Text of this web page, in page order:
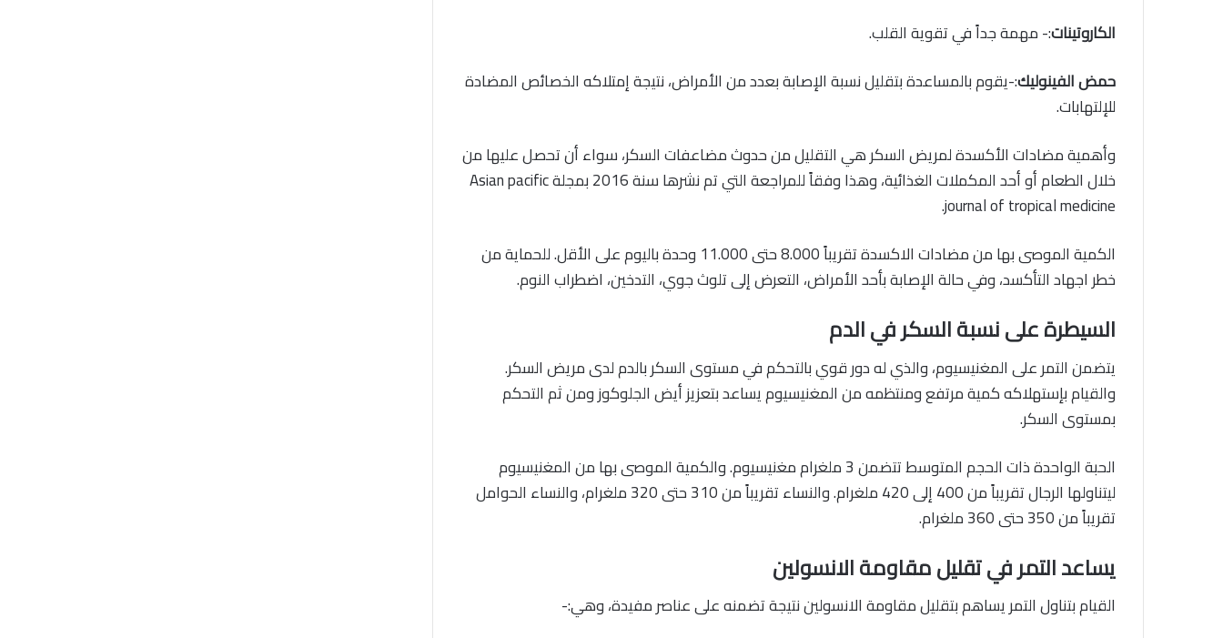
الكاروتينات:- مهمة جداً في تقوية القلب.
حمض الفينوليك:-يقوم بالمساعدة بتقليل نسبة الإصابة بعدد من الأمراض، نتيجة إمتلاكه الخصائص المضادة
للإلتهابات.
وأهمية مضادات الأكسدة لمريض السكر هي التقليل من حدوث مضاعفات السكر، سواء أن تحصل عليها من
خلال الطعام أو أحد المكملات الغذائية، وهذا وفقاً للمراجعة التي تم نشرها سنة 2016 بمجلة Asian pacific
journal of tropical medicine.
الكمية الموصى بها من مضادات الاكسدة تقريباً 8.000 حتى 11.000 وحدة باليوم على الأقل. للحماية من
خطر اجهاد التأكسد، وفي حالة الإصابة بأحد الأمراض، التعرض إلى تلوث جوي، التدخين، اضطراب النوم.
السيطرة على نسبة السكر في الدم
يتضمن التمر على المغنيسيوم، والذي له دور قوي بالتحكم في مستوى السكر بالدم لدى مريض السكر.
والقيام بإستهلاكه كمية مرتفع ومنتظمه من المغنيسيوم يساعد بتعزيز أيض الجلوكوز ومن ثم التحكم
بمستوى السكر.
الحبة الواحدة ذات الحجم المتوسط تتضمن 3 ملغرام مغنيسيوم. والكمية الموصى بها من المغنيسيوم
ليتناولها الرجال تقريباً من 400 إلى 420 ملغرام. والنساء تقريباً من 310 حتى 320 ملغرام، والنساء الحوامل
تقريباً من 350 حتى 360 ملغرام.
يساعد التمر في تقليل مقاومة الانسولين
القيام بتناول التمر يساهم بتقليل مقاومة الانسولين نتيجة تضمنه على عناصر مفيدة، وهي:-